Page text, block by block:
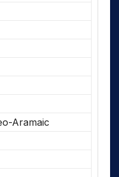
Aramaic